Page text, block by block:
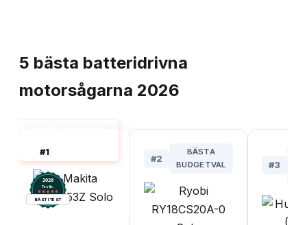
5 bästa batteridrivna
motorsågarna 2026
#1
2026
Testix.
BÄST I TEST
#2
BÄSTA
BUDGETVAL
#3